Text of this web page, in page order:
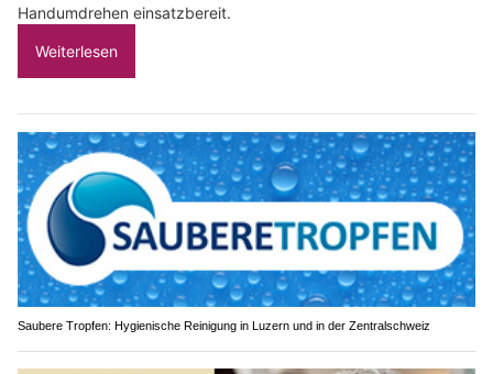
Handumdrehen einsatzbereit.
Weiterlesen
Saubere Tropfen: Hygienische Reinigung in Luzern und in der Zentralschweiz